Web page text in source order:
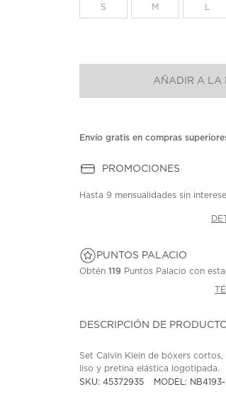
S M
AÑADIR A LA
Envío gratis en compras
PROMOCIONES
Hasta9 mensualidades sin
PUNTOS PALACIO
Obtén119 Puntos Palacio con
DESCRIPCIÓN DE
Set Calvin Klein de bóxers
liso y pretina elástica logotipada.
SKU: 45372935
MODEL: